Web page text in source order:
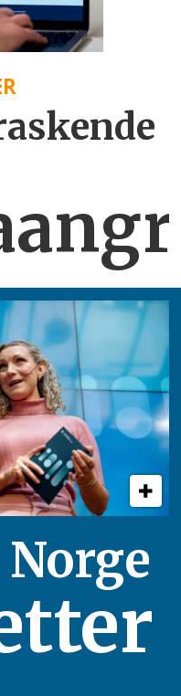
Norge